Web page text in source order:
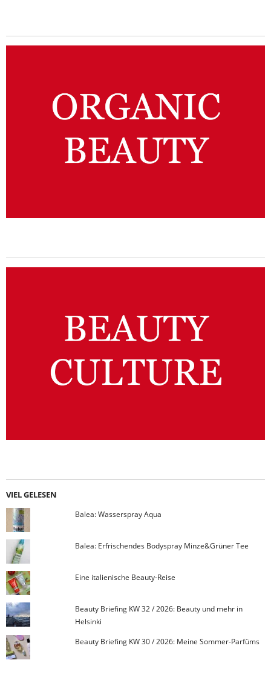
VIEL GELESEN
Balea: Wasserspray Aqua
Balea: Erfrischendes Bodyspray Minze&Grüner Tee
Eine italienische Beauty-Reise
Beauty Briefing KW 32 / 2026: Beauty und mehr in
Helsinki
Beauty Briefing KW 30 / 2026: Meine Sommer-Parfüms